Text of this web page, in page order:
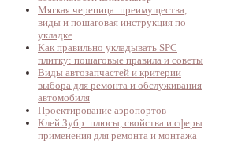
Мягкая черепица: преимущества,
виды и пошаговая инструкция по
укладке
Как правильно укладывать SPC
плитку: пошаговые правила и советы
Виды автозапчастей и критерии
выбора для ремонта и обслуживания
автомобиля
Проектирование аэропортов
Клей Зубр: плюсы, свойства и сферы
применения для ремонта и монтажа